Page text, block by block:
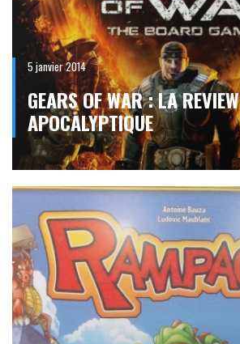
5 janvier 2014
GEARS OF WAR : LA REVIEW
APOCALYPTIQUE